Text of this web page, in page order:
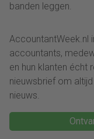
banden leggen.
AccountantWeek.nl
accountants,
en hun klanten écht
nieuwsbrief om
nieuws.